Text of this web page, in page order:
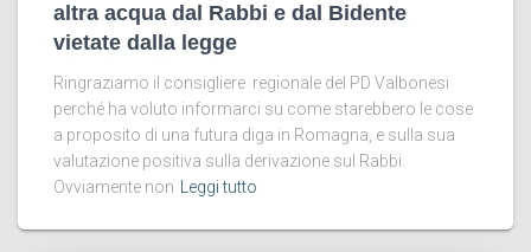
altra acqua dal Rabbi e dal Bidente
vietate dalla legge
Ringraziamo il consigliere regionale del PD Valbonesi
perché ha voluto informarci su come starebbero le cose
a proposito di una futura diga in Romagna, e sulla sua
valutazione positiva sulla derivazione sul Rabbi.
Ovviamente non
Leggi tutto